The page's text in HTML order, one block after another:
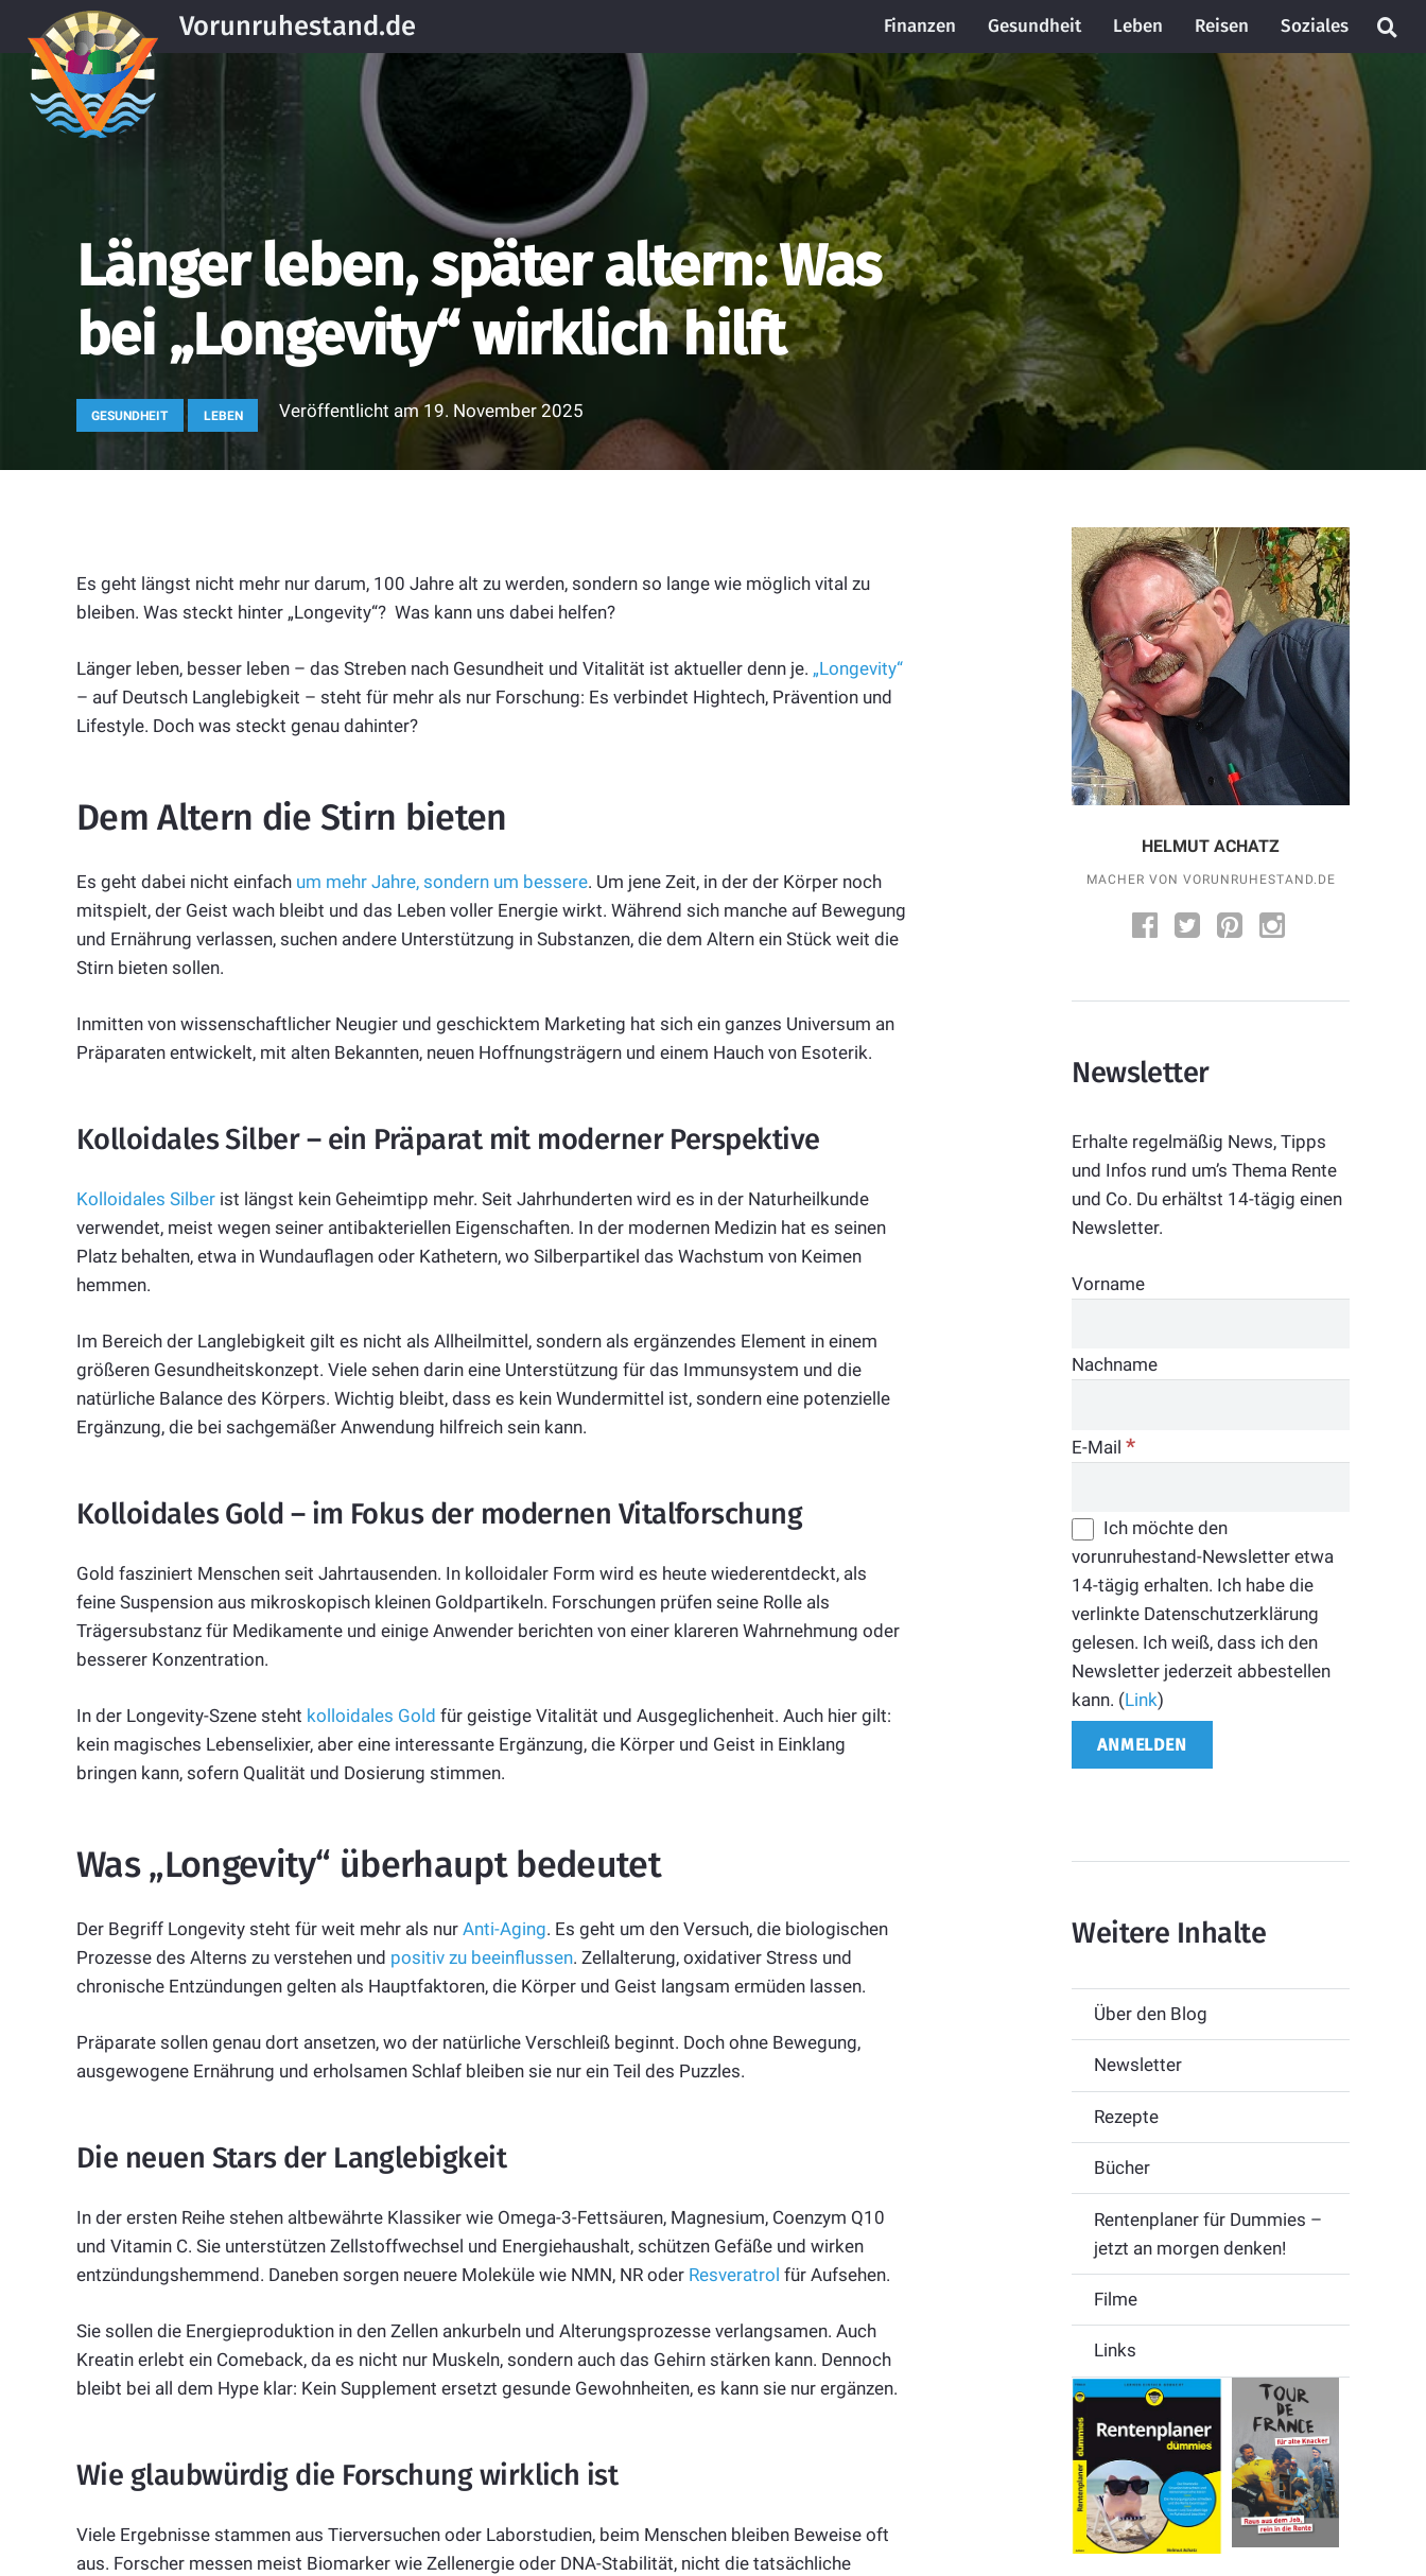
Vorunruhestand.de Finanzen Gesundheit Leben Reisen Soziales
Länger leben, später altern: Was
bei „Longevity“ wirklich hilft
GESUNDHEIT LEBEN Veröffentlicht am19. November 2025
Es geht längst nicht mehr nur darum, 100 Jahre alt zu werden, sondern so lange wie möglich vital zu
bleiben. Was steckt hinter „Longevity“? Was kann uns dabei helfen?
Länger leben, besser leben – das Streben nach Gesundheit und Vitalität ist aktueller denn je. „Longevity“
– auf Deutsch Langlebigkeit – steht für mehr als nur Forschung: Es verbindet Hightech, Prävention und
Lifestyle. Doch was steckt genau dahinter?
Dem Altern die Stirn bieten
Es geht dabei nicht einfach um mehr Jahre, sondern um bessere. Um jene Zeit, in der der Körper noch
mitspielt, der Geist wach bleibt und das Leben voller Energie wirkt. Während sich manche auf Bewegung
und Ernährung verlassen, suchen andere Unterstützung in Substanzen, die dem Altern ein Stück weit die
Stirn bieten sollen.
Inmitten von wissenschaftlicher Neugier und geschicktem Marketing hat sich ein ganzes Universum an
Präparaten entwickelt, mit alten Bekannten, neuen Hoffnungsträgern und einem Hauch von Esoterik.
Kolloidales Silber – ein Präparat mit moderner Perspektive
Kolloidales Silber ist längst kein Geheimtipp mehr. Seit Jahrhunderten wird es in der Naturheilkunde
verwendet, meist wegen seiner antibakteriellen Eigenschaften. In der modernen Medizin hat es seinen
Platz behalten, etwa in Wundauflagen oder Kathetern, wo Silberpartikel das Wachstum von Keimen
hemmen.
Im Bereich der Langlebigkeit gilt es nicht als Allheilmittel, sondern als ergänzendes Element in einem
größeren Gesundheitskonzept. Viele sehen darin eine Unterstützung für das Immunsystem und die
natürliche Balance des Körpers. Wichtig bleibt, dass es kein Wundermittel ist, sondern eine potenzielle
Ergänzung, die bei sachgemäßer Anwendung hilfreich sein kann.
Kolloidales Gold – im Fokus der modernen Vitalforschung
Gold fasziniert Menschen seit Jahrtausenden. In kolloidaler Form wird es heute wiederentdeckt, als
feine Suspension aus mikroskopisch kleinen Goldpartikeln. Forschungen prüfen seine Rolle als
Trägersubstanz für Medikamente und einige Anwender berichten von einer klareren Wahrnehmung oder
besserer Konzentration.
In der Longevity-Szene steht kolloidales Gold für geistige Vitalität und Ausgeglichenheit. Auch hier gilt:
kein magisches Lebenselixier, aber eine interessante Ergänzung, die Körper und Geist in Einklang
bringen kann, sofern Qualität und Dosierung stimmen.
Was „Longevity“ überhaupt bedeutet
Der Begriff Longevity steht für weit mehr als nur Anti-Aging. Es geht um den Versuch, die biologischen
Prozesse des Alterns zu verstehen und positiv zu beeinflussen. Zellalterung, oxidativer Stress und
chronische Entzündungen gelten als Hauptfaktoren, die Körper und Geist langsam ermüden lassen.
Präparate sollen genau dort ansetzen, wo der natürliche Verschleiß beginnt. Doch ohne Bewegung,
ausgewogene Ernährung und erholsamen Schlaf bleiben sie nur ein Teil des Puzzles.
Die neuen Stars der Langlebigkeit
In der ersten Reihe stehen altbewährte Klassiker wie Omega-3-Fettsäuren, Magnesium, Coenzym Q10
und Vitamin C. Sie unterstützen Zellstoffwechsel und Energiehaushalt, schützen Gefäße und wirken
entzündungshemmend. Daneben sorgen neuere Moleküle wie NMN, NR oder Resveratrol für Aufsehen.
Sie sollen die Energieproduktion in den Zellen ankurbeln und Alterungsprozesse verlangsamen. Auch
Kreatin erlebt ein Comeback, da es nicht nur Muskeln, sondern auch das Gehirn stärken kann. Dennoch
bleibt bei all dem Hype klar: Kein Supplement ersetzt gesunde Gewohnheiten, es kann sie nur ergänzen.
Wie glaubwürdig die Forschung wirklich ist
Viele Ergebnisse stammen aus Tierversuchen oder Laborstudien, beim Menschen bleiben Beweise oft
aus. Forscher messen meist Biomarker wie Zellenergie oder DNA-Stabilität, nicht die tatsächliche
HELMUT ACHATZ
MACHER VON VORUNRUHESTAND.DE
Newsletter
Erhalte regelmäßig News, Tipps
und Infos rund um’s Thema Rente
und Co. Du erhältst 14-tägig einen
Newsletter.
Vorname
Nachname
E-Mail*
Ich möchte den
vorunruhestand-Newsletter etwa
14-tägig erhalten. Ich habe die
verlinkte Datenschutzerklärung
gelesen. Ich weiß, dass ich den
Newsletter jederzeit abbestellen
kann. (Link)
Weitere Inhalte
Über den Blog
Newsletter
Rezepte
Bücher
Rentenplaner für Dummies –
jetzt an morgen denken!
Filme
Links